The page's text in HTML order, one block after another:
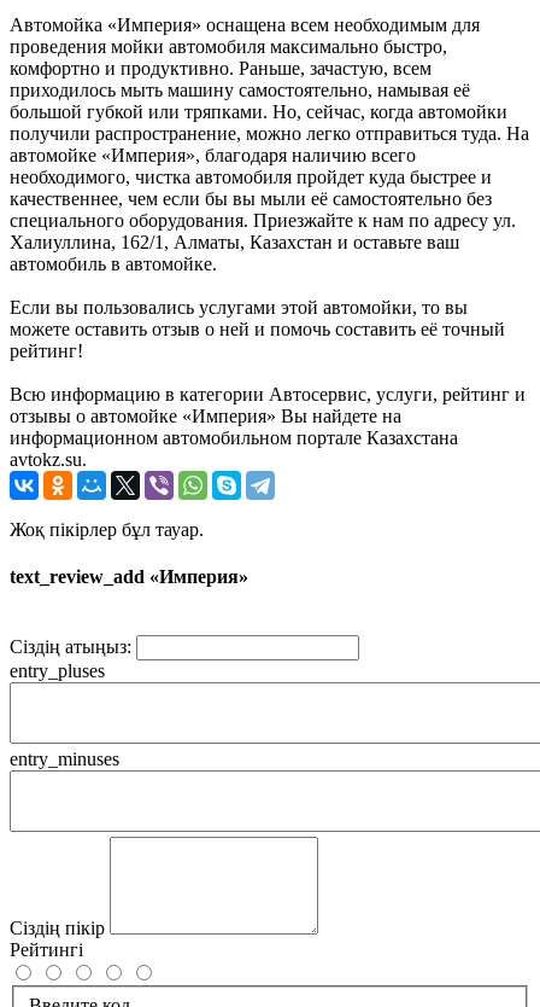
Автомойка «Империя» оснащена всем необходимым для
проведения мойки автомобиля максимально быстро,
комфортно и продуктивно. Раньше, зачастую, всем
приходилось мыть машину самостоятельно, намывая её
большой губкой или тряпками. Но, сейчас, когда автомойки
получили распространение, можно легко отправиться туда. На
автомойке «Империя», благодаря наличию всего
необходимого, чистка автомобиля пройдет куда быстрее и
качественнее, чем если бы вы мыли её самостоятельно без
специального оборудования. Приезжайте к нам по адресу ул.
Халиуллина, 162/1, Алматы, Казахстан и оставьте ваш
автомобиль в автомойке.
Если вы пользовались услугами этой автомойки, то вы
можете оставить отзыв о ней и помочь составить её точный
рейтинг!
Всю информацию в категории Автосервис, услуги, рейтинг и
отзывы о автомойке «Империя» Вы найдете на
информационном автомобильном портале Казахстана
avtokz.su.
Жоқ пікірлер бұл тауар.
text_review_add «Империя»
Сіздің атыңыз:
entry_pluses
entry_minuses
Сіздің пікір
Рейтингі